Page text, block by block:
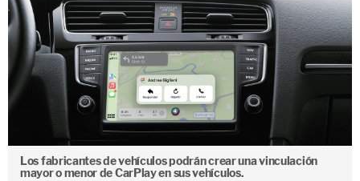
Los fabricantes de vehículos podrán crear una vinculación
mayor o menor de CarPlay en sus vehículos.